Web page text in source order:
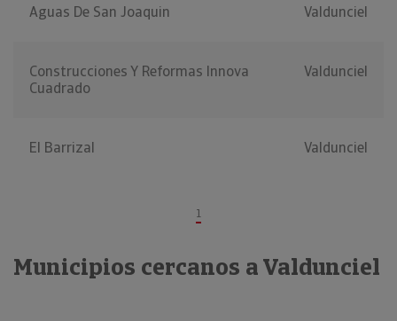
Aguas De San Joaquin Valdunciel
Construcciones Y Reformas Innova
Cuadrado
Valdunciel
El Barrizal Valdunciel
1
Municipios cercanos a Valdunciel